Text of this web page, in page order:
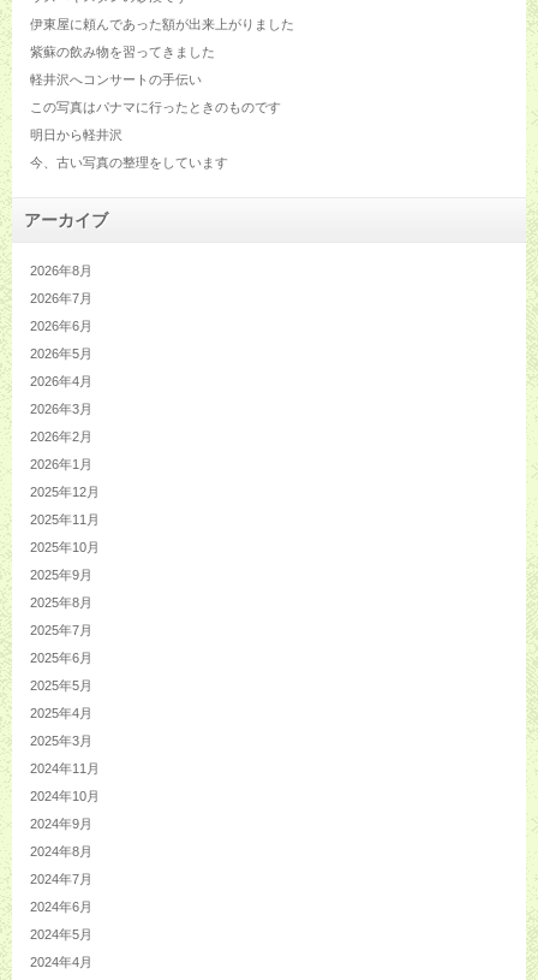
伊東屋に頼んであった額が出来上がりました
紫蘇の飲み物を習ってきました
軽井沢へコンサートの手伝い
この写真はパナマに行ったときのものです
明日から軽井沢
今、古い写真の整理をしています
アーカイブ
2026年8月
2026年7月
2026年6月
2026年5月
2026年4月
2026年3月
2026年2月
2026年1月
2025年12月
2025年11月
2025年10月
2025年9月
2025年8月
2025年7月
2025年6月
2025年5月
2025年4月
2025年3月
2024年11月
2024年10月
2024年9月
2024年8月
2024年7月
2024年6月
2024年5月
2024年4月